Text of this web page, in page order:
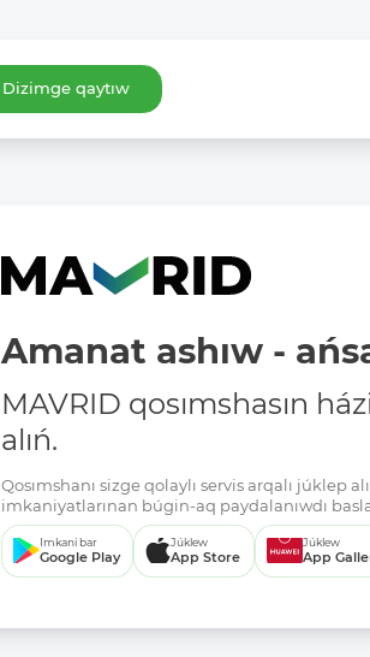
Dizimge qaytıw
Amanat ashıw -
MAVRID qosımshasın
alıń.
Qosımshanı sizge qolaylı servis arqalı júklep
imkaniyatlarınan búgin-aq paydalanıwdı
Imkani bar
Google Play
Júklew
App Store
Júklew
App